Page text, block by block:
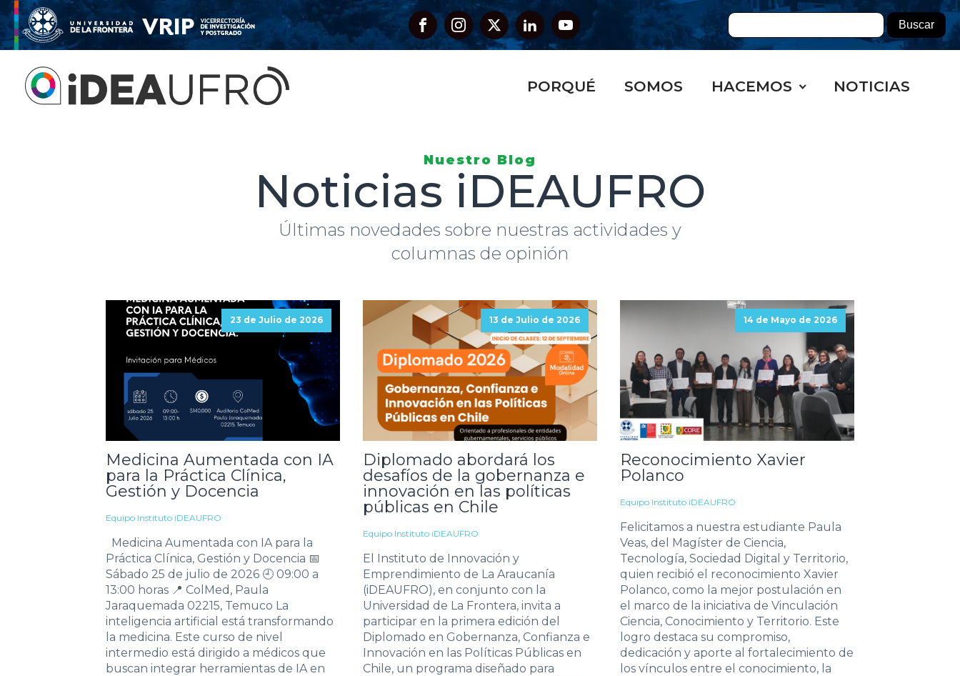
PORQUÉ SOMOS HACEMOS NOTICIAS
Nuestro Blog
Noticias iDEAUFRO
Últimas novedades sobre nuestras actividades y
columnas de opinión
23 de Julio de 2026
Medicina Aumentada con IA
para la Práctica Clínica,
Gestión y Docencia
Equipo Instituto iDEAUFRO
Medicina Aumentada con IA para la
Práctica Clínica, Gestión y Docencia 📅
Sábado 25 de julio de 2026 🕘 09:00 a
13:00 horas 📍 ColMed, Paula
Jaraquemada 02215, Temuco La
inteligencia artificial está transformando
la medicina. Este curso de nivel
intermedio está dirigido a médicos que
buscan integrar herramientas de IA en
13 de Julio de 2026
Diplomado abordará los
desafíos de la gobernanza e
innovación en las políticas
públicas en Chile
Equipo Instituto iDEAUFRO
El Instituto de Innovación y
Emprendimiento de La Araucanía
(iDEAUFRO), en conjunto con la
Universidad de La Frontera, invita a
participar en la primera edición del
Diplomado en Gobernanza, Confianza e
Innovación en las Políticas Públicas en
Chile, un programa diseñado para
14 de Mayo de 2026
Reconocimiento Xavier
Polanco
Equipo Instituto iDEAUFRO
Felicitamos a nuestra estudiante Paula
Veas, del Magíster de Ciencia,
Tecnología, Sociedad Digital y Territorio,
quien recibió el reconocimiento Xavier
Polanco, como la mejor postulación en
el marco de la iniciativa de Vinculación
Ciencia, Conocimiento y Territorio. Este
logro destaca su compromiso,
dedicación y aporte al fortalecimiento de
los vínculos entre el conocimiento, la